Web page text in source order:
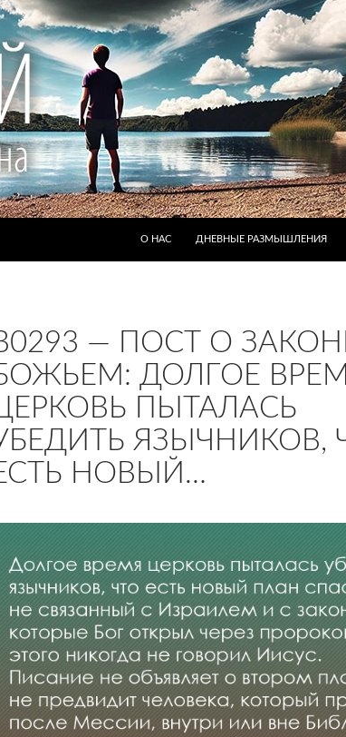
О НАС
ДНЕВНЫЕ РАЗМЫШЛЕНИЯ
— ПОСТ О
ДОЛГОЕ
ПЫТАЛАСЬ
ЯЗЫЧНИКОВ,
НОВЫЙ…